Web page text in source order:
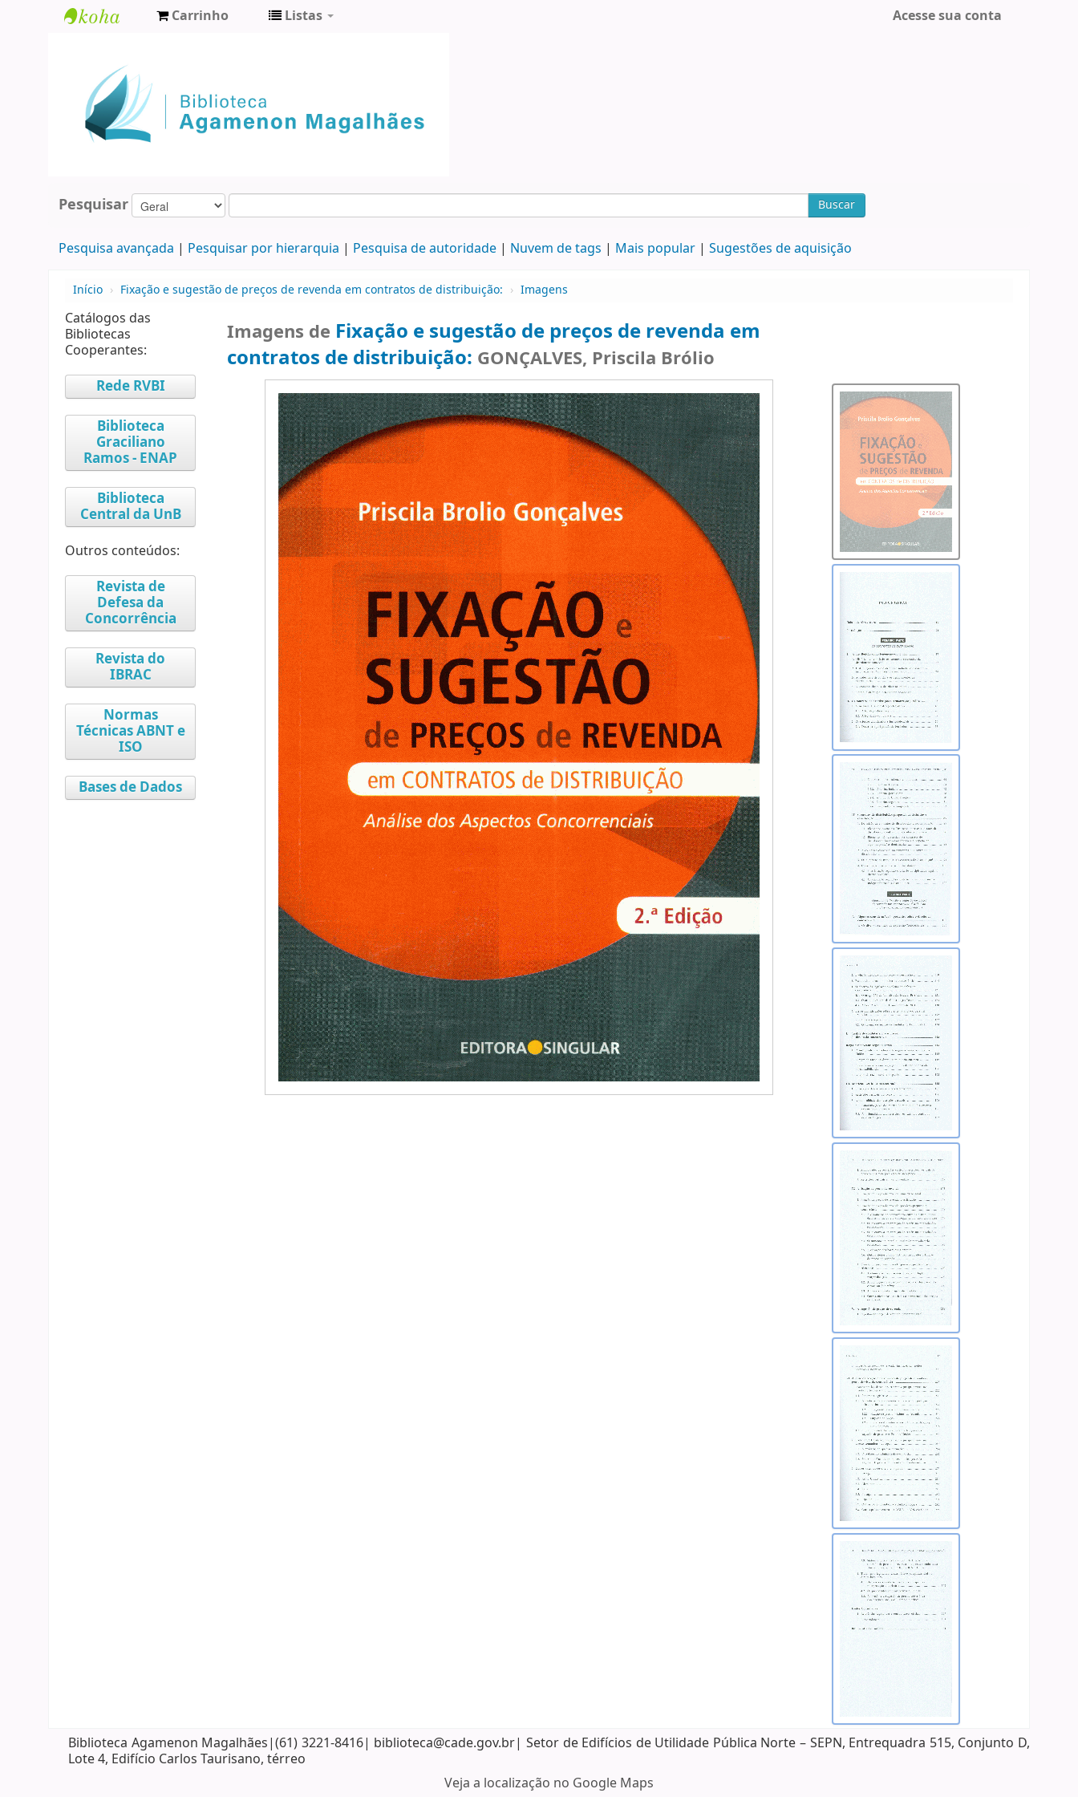
Agamenon
Magalhães
Carrinho Listas Acesse sua conta
Pesquisar Buscar
Pesquisa avançada Pesquisar por hierarquia Pesquisa de autoridade Nuvem de tags Mais popular Sugestões de aquisição
Início › Fixação e sugestão de preços de revenda em contratos de distribuição: › Imagens
Catálogos das
Bibliotecas
Cooperantes:
Rede RVBI
Biblioteca
Graciliano
Ramos - ENAP
Biblioteca
Central da UnB
Outros conteúdos:
Revista de
Defesa da
Concorrência
Revista do
IBRAC
Normas
Técnicas ABNT e
ISO
Bases de Dados
Imagens de Fixação e sugestão de preços de revenda em
contratos de distribuição: GONÇALVES, Priscila Brólio
Biblioteca Agamenon Magalhães|(61) 3221-8416| biblioteca@cade.gov.br| Setor de Edifícios de Utilidade Pública Norte – SEPN, Entrequadra 515, Conjunto D,
Lote 4, Edifício Carlos Taurisano, térreo
Veja a localização no Google Maps